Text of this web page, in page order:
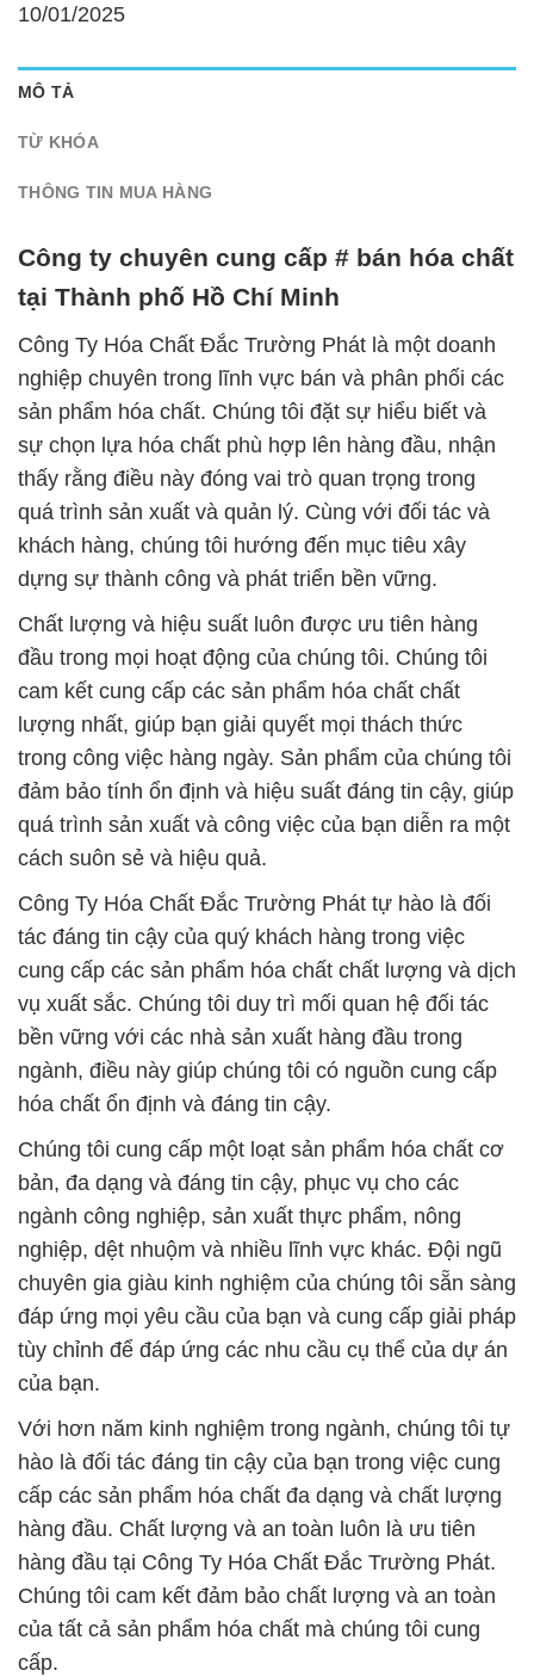
10/01/2025
MÔ TẢ
TỪ KHÓA
THÔNG TIN MUA HÀNG
Công ty chuyên cung cấp # bán hóa chất
tại Thành phố Hồ Chí Minh
Công Ty Hóa Chất Đắc Trường Phát là một doanh
nghiệp chuyên trong lĩnh vực bán và phân phối các
sản phẩm hóa chất. Chúng tôi đặt sự hiểu biết và
sự chọn lựa hóa chất phù hợp lên hàng đầu, nhận
thấy rằng điều này đóng vai trò quan trọng trong
quá trình sản xuất và quản lý. Cùng với đối tác và
khách hàng, chúng tôi hướng đến mục tiêu xây
dựng sự thành công và phát triển bền vững.
Chất lượng và hiệu suất luôn được ưu tiên hàng
đầu trong mọi hoạt động của chúng tôi. Chúng tôi
cam kết cung cấp các sản phẩm hóa chất chất
lượng nhất, giúp bạn giải quyết mọi thách thức
trong công việc hàng ngày. Sản phẩm của chúng tôi
đảm bảo tính ổn định và hiệu suất đáng tin cậy, giúp
quá trình sản xuất và công việc của bạn diễn ra một
cách suôn sẻ và hiệu quả.
Công Ty Hóa Chất Đắc Trường Phát tự hào là đối
tác đáng tin cậy của quý khách hàng trong việc
cung cấp các sản phẩm hóa chất chất lượng và dịch
vụ xuất sắc. Chúng tôi duy trì mối quan hệ đối tác
bền vững với các nhà sản xuất hàng đầu trong
ngành, điều này giúp chúng tôi có nguồn cung cấp
hóa chất ổn định và đáng tin cậy.
Chúng tôi cung cấp một loạt sản phẩm hóa chất cơ
bản, đa dạng và đáng tin cậy, phục vụ cho các
ngành công nghiệp, sản xuất thực phẩm, nông
nghiệp, dệt nhuộm và nhiều lĩnh vực khác. Đội ngũ
chuyên gia giàu kinh nghiệm của chúng tôi sẵn sàng
đáp ứng mọi yêu cầu của bạn và cung cấp giải pháp
tùy chỉnh để đáp ứng các nhu cầu cụ thể của dự án
của bạn.
Với hơn năm kinh nghiệm trong ngành, chúng tôi tự
hào là đối tác đáng tin cậy của bạn trong việc cung
cấp các sản phẩm hóa chất đa dạng và chất lượng
hàng đầu. Chất lượng và an toàn luôn là ưu tiên
hàng đầu tại Công Ty Hóa Chất Đắc Trường Phát.
Chúng tôi cam kết đảm bảo chất lượng và an toàn
của tất cả sản phẩm hóa chất mà chúng tôi cung
cấp.